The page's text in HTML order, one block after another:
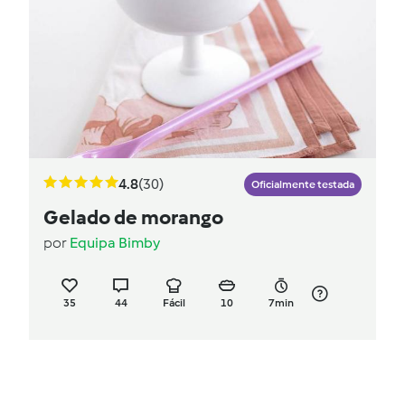
4.8(30) Oficialmente testada
Gelado de morango
por Equipa Bimby
35 44 Fácil 10 7min